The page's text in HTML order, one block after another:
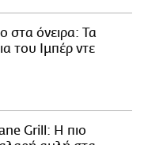
στα όνειρα: Τα
του Ιμπέρ ντε
Grill: Η πιο